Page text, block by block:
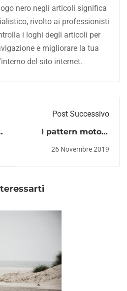
nero negli articoli significa
rivolto ai professionisti
i loghi degli articoli per
e migliorare la tua
del sito internet.
Post Successivo
I pattern motori:
dal movimento
26 Novembre 2019